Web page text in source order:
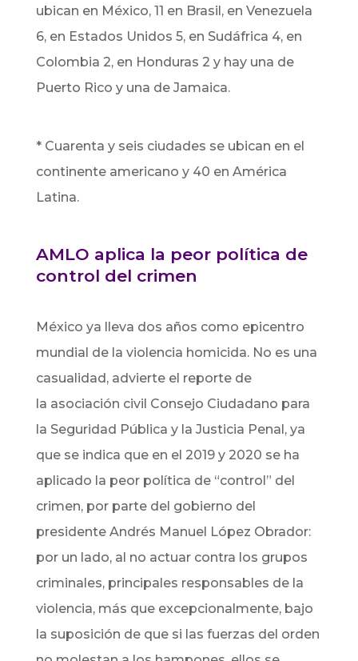
ubican en México, 11 en Brasil, en Venezuela
6, en Estados Unidos 5, en Sudáfrica 4, en
Colombia 2, en Honduras 2 y hay una de
Puerto Rico y una de Jamaica.
* Cuarenta y seis ciudades se ubican en el
continente americano y 40 en América
Latina.
AMLO aplica la peor política de
control del crimen
México ya lleva dos años como epicentro
mundial de la violencia homicida. No es una
casualidad, advierte el reporte de
la asociación civil Consejo Ciudadano para
la Seguridad Pública y la Justicia Penal, ya
que se indica que en el 2019 y 2020 se ha
aplicado la peor política de “control” del
crimen, por parte del gobierno del
presidente Andrés Manuel López Obrador:
por un lado, al no actuar contra los grupos
criminales, principales responsables de la
violencia, más que excepcionalmente, bajo
la suposición de que si las fuerzas del orden